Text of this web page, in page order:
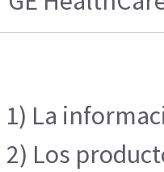
1) La
2) Los